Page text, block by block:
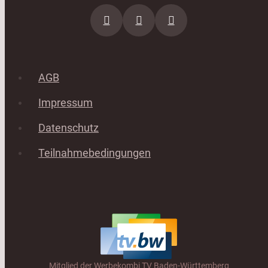
AGB
Impressum
Datenschutz
Teilnahmebedingungen
Mitglied der Werbekombi TV Baden-Württemberg